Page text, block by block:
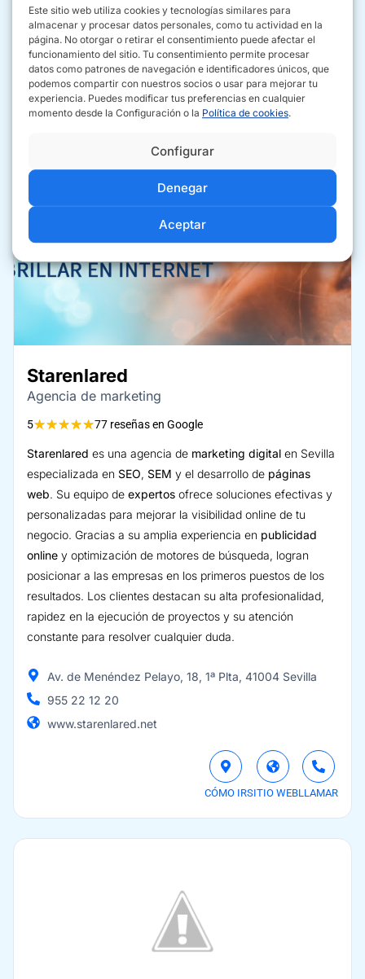
Este sitio web utiliza cookies y tecnologías similares para
almacenar y procesar datos personales, como tu actividad en la
página. No otorgar o retirar el consentimiento puede afectar el
funcionamiento del sitio. Tu consentimiento permite procesar
datos como patrones de navegación e identificadores únicos, que
podemos compartir con nuestros socios o usar para mejorar tu
experiencia. Puedes modificar tus preferencias en cualquier
momento desde la Configuración o la Política de cookies.
Aceptar
Denegar
Configurar
C. Luis Montoto, 107, Portal A 4ºG, 41007 Sevilla
954 02 56 04
brbpublicidad.com
Starenlared
Agencia de marketing
5★★★★★77 reseñas en Google
Starenlared es una agencia de marketing digital en Sevilla
especializada en SEO, SEM y el desarrollo de páginas
web. Su equipo de expertos ofrece soluciones efectivas y
personalizadas para mejorar la visibilidad online de tu
negocio. Gracias a su amplia experiencia en publicidad
online y optimización de motores de búsqueda, logran
posicionar a las empresas en los primeros puestos de los
resultados. Los clientes destacan su alta profesionalidad,
rapidez en la ejecución de proyectos y su atención
constante para resolver cualquier duda.
Av. de Menéndez Pelayo, 18, 1ª Plta, 41004 Sevilla
955 22 12 20
www.starenlared.net
CÓMO IRSITIO WEBLLAMAR